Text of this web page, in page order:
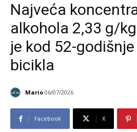
Najveća
alkohola 2,33 g/
je kod 52-
bicikla
Mario 06/07/2026
Facebook X